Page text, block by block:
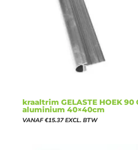
kraaltrim GELASTE HOEK 90
aluminium 40×40cm
VANAF€15.37 EXCL. BTW